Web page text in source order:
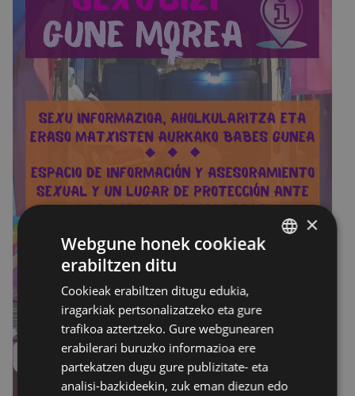
×
Webgune honek cookieak
erabiltzen ditu
Cookieak erabiltzen ditugu edukia,
iragarkiak pertsonalizatzeko eta gure
trafikoa aztertzeko. Gure webgunearen
erabilerari buruzko informazioa ere
partekatzen dugu gure publizitate- eta
analisi-bazkideekin, zuk eman diezun edo